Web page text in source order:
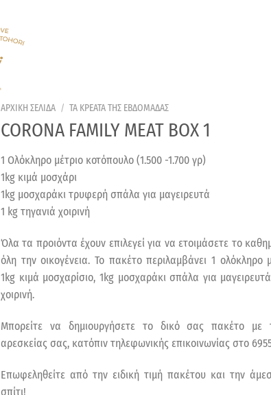
ΑΡΧΙΚΗ ΣΕΛΙΔΑ / ΤΑ ΚΡΕΑΤΑ ΤΗΣ ΕΒΔΟΜΑΔΑΣ
CORONA FAMILY MEAT BOX 1
1 Ολόκληρο μέτριο κοτόπουλο (1.500 -1.700 γρ)
1kg κιμά μοσχάρι
1kg μοσχαράκι τρυφερή σπάλα για μαγειρευτά
1 kg τηγανιά χοιρινή
Όλα τα προιόντα έχουν επιλεγεί για να ετοιμάσετε το
όλη την οικογένεια. Το πακέτο περιλαμβάνει 1 ολόκληρο
1kg κιμά μοσχαρίσιο, 1kg μοσχαράκι σπάλα για
χοιρινή.
Μπορείτε να δημιουργήσετε το δικό σας πακέτο με
αρεσκείας σας, κατόπιν τηλεφωνικής επικοινωνίας στο
Επωφεληθείτε από την ειδική τιμή πακέτου και την
σπίτι!